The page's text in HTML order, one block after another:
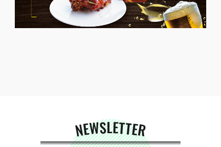
NEWSLETTER